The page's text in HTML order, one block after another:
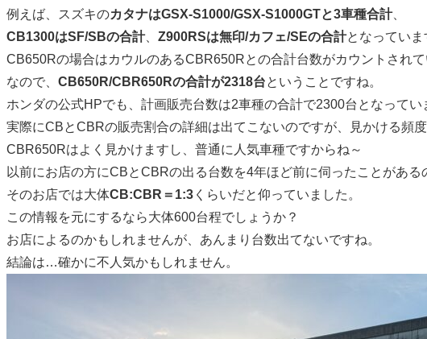
例えば、スズキのカタナはGSX-S1000/GSX-S1000GTと3車種合計、
CB1300はSF/SBの合計、 Z900RSは無印/カフェ/SEの合計となっていま
CB650Rの場合はカウルのあるCBR650Rとの合計台数がカウントされて
なので、 CB650R/CBR650Rの合計が2318台ということですね。
ホンダの公式HPでも、計画販売台数は2車種の合計で2300台となってい
実際にCBとCBRの販売割合の詳細は出てこないのですが、見かける頻
CBR650Rはよく見かけますし、普通に人気車種ですからね～
以前にお店の方にCBとCBRの出る台数を4年ほど前に伺ったことがある
そのお店では大体CB:CBR＝1:3 くらいだと仰っていました。
この情報を元にするなら大体600台程でしょうか？
お店によるのかもしれませんが、あんまり台数出てないですね。
結論は…確かに不人気かもしれません。